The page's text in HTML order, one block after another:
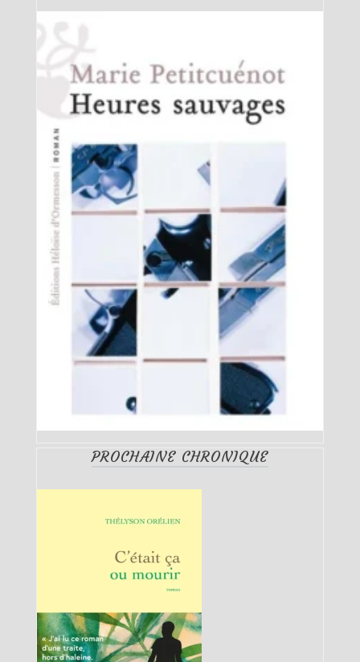
PROCHAINE CHRONIQUE